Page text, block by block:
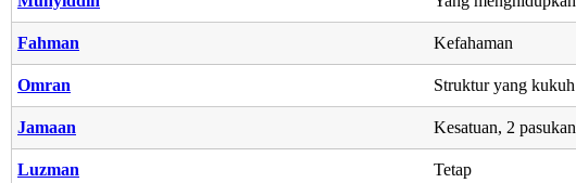
Fahman Kefahaman
Omran Struktur yang kukuh
Jamaan Kesatuan, 2 pasukan
Luzman Tetap